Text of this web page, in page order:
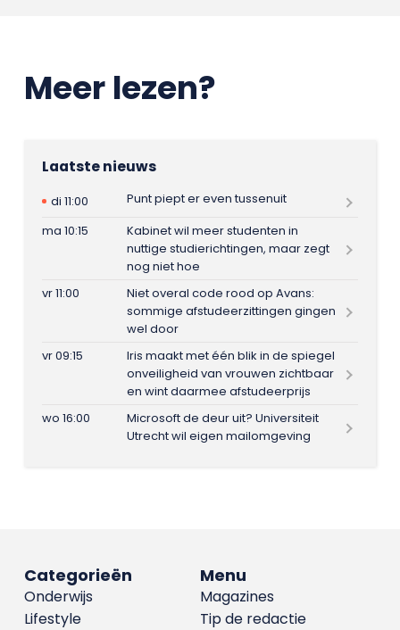
Meer lezen?
Laatste nieuws
di 11:00
Punt piept er even tussenuit
ma 10:15
Kabinet wil meer studenten in
nuttige studierichtingen, maar zegt
nog niet hoe
vr 11:00
Niet overal code rood op Avans:
sommige afstudeerzittingen gingen
wel door
vr 09:15
Iris maakt met één blik in de spiegel
onveiligheid van vrouwen zichtbaar
en wint daarmee afstudeerprijs
wo 16:00
Microsoft de deur uit? Universiteit
Utrecht wil eigen mailomgeving
Menu
Magazines
Tip de redactie
Categorieën
Onderwijs
Lifestyle